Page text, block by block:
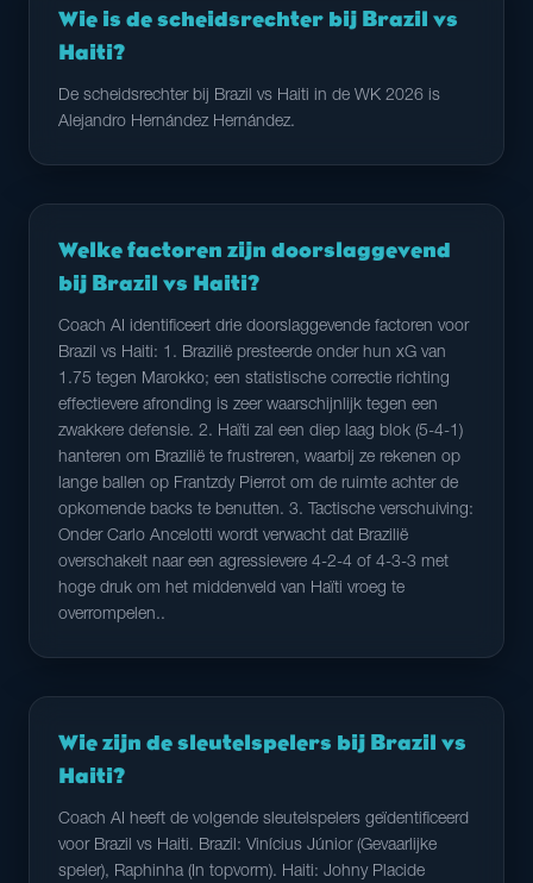
Wie is de scheidsrechter bij Brazil vs
Haiti?
De scheidsrechter bij Brazil vs Haiti in de WK 2026 is
Alejandro Hernández Hernández.
Welke factoren zijn doorslaggevend
bij Brazil vs Haiti?
Coach AI identificeert drie doorslaggevende factoren voor
Brazil vs Haiti: 1. Brazilië presteerde onder hun xG van
1.75 tegen Marokko; een statistische correctie richting
effectievere afronding is zeer waarschijnlijk tegen een
zwakkere defensie. 2. Haïti zal een diep laag blok (5-4-1)
hanteren om Brazilië te frustreren, waarbij ze rekenen op
lange ballen op Frantzdy Pierrot om de ruimte achter de
opkomende backs te benutten. 3. Tactische verschuiving:
Onder Carlo Ancelotti wordt verwacht dat Brazilië
overschakelt naar een agressievere 4-2-4 of 4-3-3 met
hoge druk om het middenveld van Haïti vroeg te
overrompelen..
Wie zijn de sleutelspelers bij Brazil vs
Haiti?
Coach AI heeft de volgende sleutelspelers geïdentificeerd
voor Brazil vs Haiti. Brazil: Vinícius Júnior (Gevaarlijke
speler), Raphinha (In topvorm). Haiti: Johny Placide